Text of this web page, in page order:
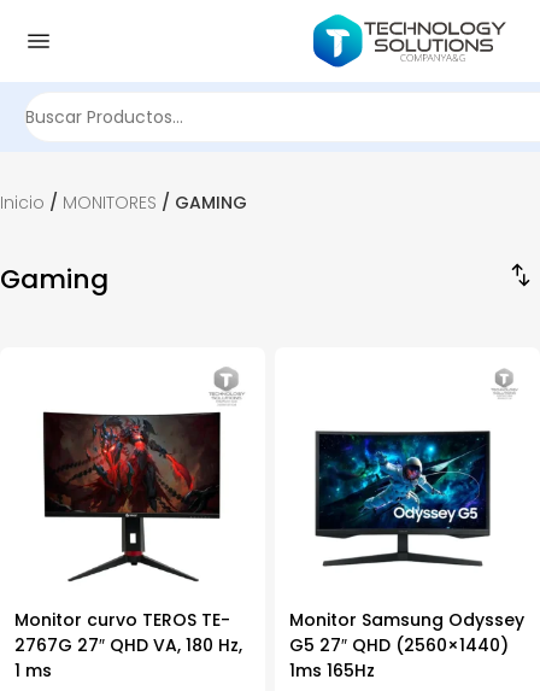
Inicio / MONITORES / GAMING
Gaming
Monitor curvo TEROS TE-
2767G 27″ QHD VA, 180 Hz,
1 ms
Monitor Samsung Odyssey
G5 27″ QHD (2560×1440)
1ms 165Hz